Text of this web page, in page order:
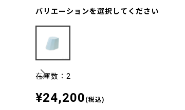
バリエーションを選択してください
在庫数：2
¥24,200 (税込)